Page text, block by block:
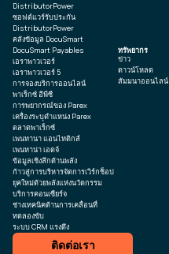
DistributorPower
ซอฟต์แวร์รับประกัน
DistributorPower
คลังข้อมูล DocuSmart
DocuSmart Payables
เอราพาวเวอร์
เอราพาวเวอร์ 5
การจองบริการออนไลน์
พาเร็กซ์ อีพีซี
การพยากรณ์ของ Parex
เครื่องระบุตำแหน่ง Parex
ตลาดพาเร็กซ์
เพนทานา แอนไทติกส์
เพนทาน่า เอดจ์
ข้อมูลเชิงลึกด้านพลัง
ก้าวสู่การบริหารจัดการเวิร์กช็อป
ยุคใหม่ด้วยพลังแห่งนวัตกรรม
บริการคอนเซียร์จ
ช่างเทคนิคด้านการเคลื่อนที่
ทดลองขับ
ระบบ CRM แรงดึง
ทรัพยากร
ข่าว
ดาวน์โหลด
สัมมนาออนไลน์
ติดต่อเรา